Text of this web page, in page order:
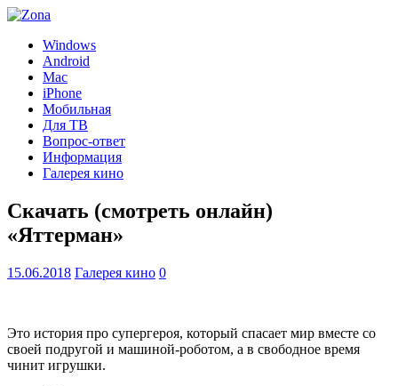
Windows
Android
Mac
iPhone
Мобильная
Для ТВ
Вопрос-ответ
Информация
Галерея кино
Скачать (смотреть онлайн)
«Яттерман»
15.06.2018 Галерея кино 0
Это история про супергероя, который спасает мир вместе со
своей подругой и машиной-роботом, а в свободное время
чинит игрушки.